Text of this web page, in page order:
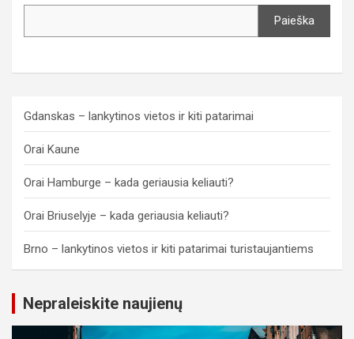
Paieška
Gdanskas – lankytinos vietos ir kiti patarimai
Orai Kaune
Orai Hamburge – kada geriausia keliauti?
Orai Briuselyje – kada geriausia keliauti?
Brno – lankytinos vietos ir kiti patarimai turistaujantiems
Nepraleiskite naujienų